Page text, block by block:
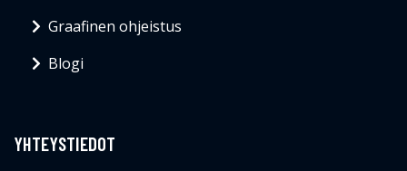
Graafinen ohjeistus
Blogi
YHTEYSTIEDOT